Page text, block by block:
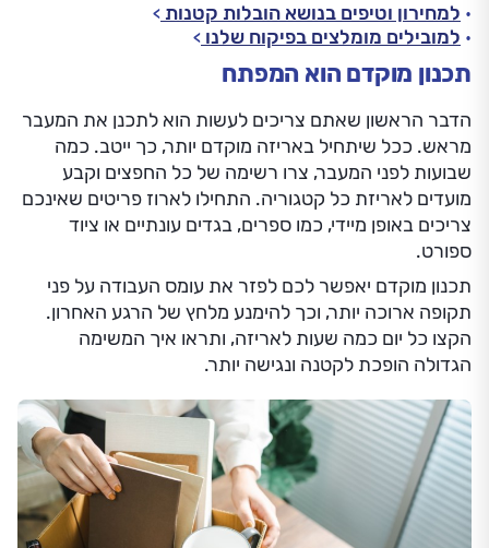
למחירון וטיפים בנושא הובלות קטנות
למובילים מומלצים בפיקוח שלנו
תכנון מוקדם הוא המפתח
הדבר הראשון שאתם צריכים לעשות הוא לתכנן את המעבר
מראש. ככל שיתחיל באריזה מוקדם יותר, כך ייטב. כמה
שבועות לפני המעבר, צרו רשימה של כל החפצים וקבע
מועדים לאריזת כל קטגוריה. התחילו לארוז פריטים שאינכם
צריכים באופן מיידי, כמו ספרים, בגדים עונתיים או ציוד
ספורט.
תכנון מוקדם יאפשר לכם לפזר את עומס העבודה על פני
תקופה ארוכה יותר, וכך להימנע מלחץ של הרגע האחרון.
הקצו כל יום כמה שעות לאריזה, ותראו איך המשימה
הגדולה הופכת לקטנה ונגישה יותר.